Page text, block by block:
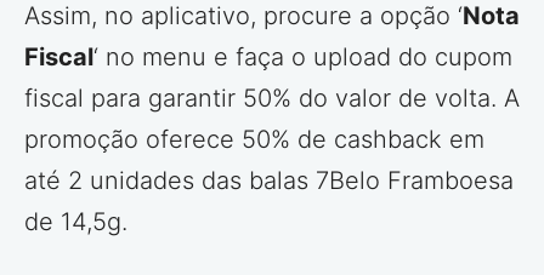
Assim, no aplicativo, procure a opção ‘Nota
Fiscal‘ no menu e faça o upload do cupom
fiscal para garantir 50% do valor de volta. A
promoção oferece 50% de cashback em
até 2 unidades das balas 7Belo Framboesa
de 14,5g.